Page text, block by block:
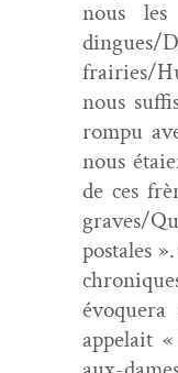
nous
frairies/
nous
rompu
nous
de ces
graves/
postales ».
appelait